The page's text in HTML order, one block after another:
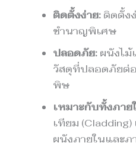
ติดตั้งง่าย: ติดตั้ง
ชำนาญพิเศษ
ปลอดภัย: ผนังไม้
วัสดุที่ปลอดภัยต่
พิษ
เหมาะกับทั้งภา
เทียม
ผนังภายในและ